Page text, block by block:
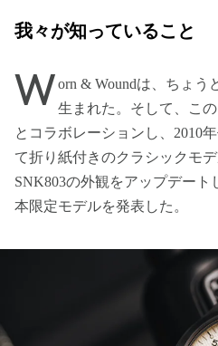
我々が知っていること
W orn & Woundは、ちょう
生まれた。そして、こ
とコラボレーションし、2010
て折り紙付きのクラシックモ
SNK803の外観をアップデート
本限定モデルを発表した。